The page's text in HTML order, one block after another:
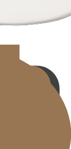
หย่อนคล้อย